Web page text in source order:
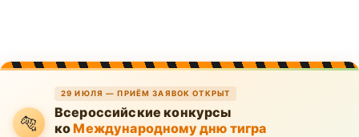
🐅
29 ИЮЛЯ — ПРИЁМ ЗАЯВОК ОТКРЫТ
Всероссийские конкурсы
коМеждународному дню тигра